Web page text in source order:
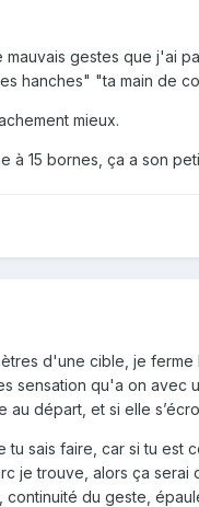
gestes que j'ai
hanches" "ta main de
mieux.
15 bornes, ça a son
d'une cible, je
sensation qu'a on
départ, et si elle
sais faire, car si tu
trouve, alors ça serai
du geste,